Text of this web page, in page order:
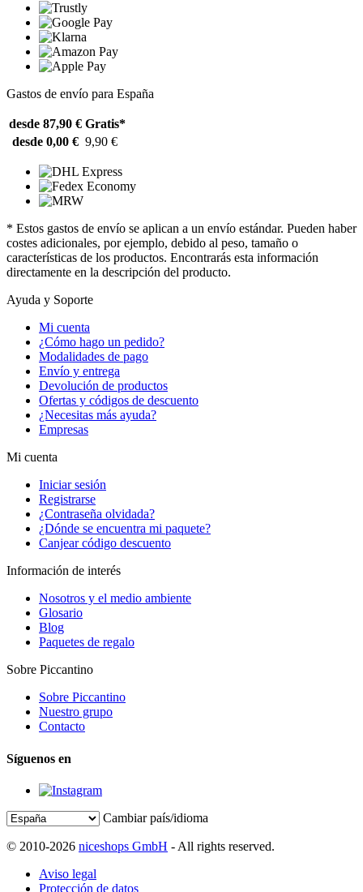
Gastos de envío para España
desde 87,90 € Gratis*
desde 0,00 € 9,90 €
* Estos gastos de envío se aplican a un envío estándar. Pueden haber
costes adicionales, por ejemplo, debido al peso, tamaño o
características de los productos. Encontrarás esta información
directamente en la descripción del producto.
Ayuda y Soporte
Mi cuenta
¿Cómo hago un pedido?
Modalidades de pago
Envío y entrega
Devolución de productos
Ofertas y códigos de descuento
¿Necesitas más ayuda?
Empresas
Mi cuenta
Iniciar sesión
Registrarse
¿Contraseña olvidada?
¿Dónde se encuentra mi paquete?
Canjear código descuento
Información de interés
Nosotros y el medio ambiente
Glosario
Blog
Paquetes de regalo
Sobre Piccantino
Sobre Piccantino
Nuestro grupo
Contacto
Síguenos en
Cambiar país/idioma
© 2010-2026 niceshops GmbH - All rights reserved.
Aviso legal
Protección de datos